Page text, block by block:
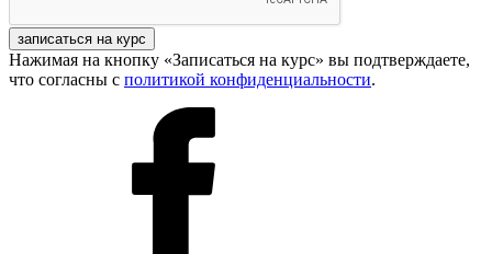
записаться на курс
Нажимая на кнопку «Записаться на курс» вы подтверждаете,
что согласны с политикой конфиденциальности.